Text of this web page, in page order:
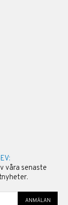
våra senaste
ANMÄLAN